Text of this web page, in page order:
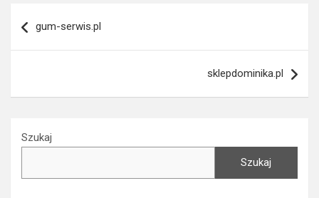
wpisu
gum-serwis.pl
sklepdominika.pl
Szukaj
Szukaj